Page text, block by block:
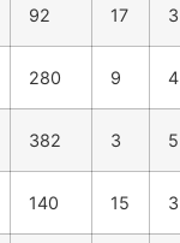
92 17 3
280 9 4
382 3 5
140 15 3